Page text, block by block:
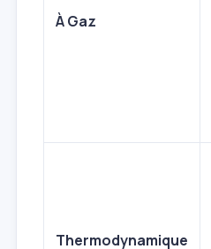
À Gaz
Thermodynamique